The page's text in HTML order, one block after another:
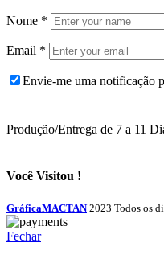
Nome *
Email *
Envie-me uma notificação
Produção/Entrega de 7 a 11
Você Visitou !
GráficaMACTAN 2023 Todos os
Fechar